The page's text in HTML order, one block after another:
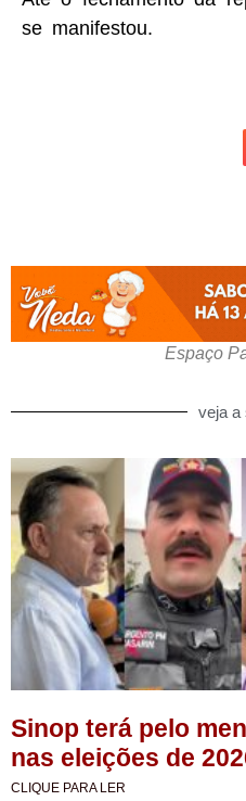
se manifestou.
Espaço
veja a
Sinop terá pelo
nas eleições de
CLIQUE PARA LER